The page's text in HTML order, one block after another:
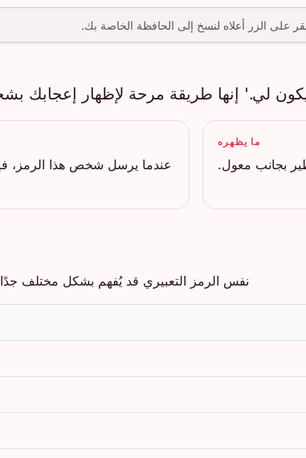
على الزر أعلاه لنسخ إلى الحافظة الخاصة بك.
لي.' إنها طريقة مرحة لإظهار
ما يظهره
بجانب معول.
عندما يرسل شخص هذا الرمز،
نفس الرمز التعبيري قد يُفهم بشكل مختلف